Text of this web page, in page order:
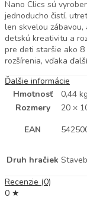
Nano Clics sú
jednoducho čistí,
len skvelou zábavou,
detskú kreativitu a
pre deti staršie ako 8
rozšírenia, vďaka
Ďalšie informácie
Hmotnosť
0,44 kg
Rozmery
20 ×
EAN
Druh hračiek
Recenzie (0)
0 ★